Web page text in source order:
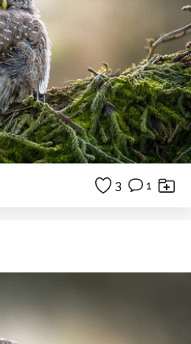
3 1